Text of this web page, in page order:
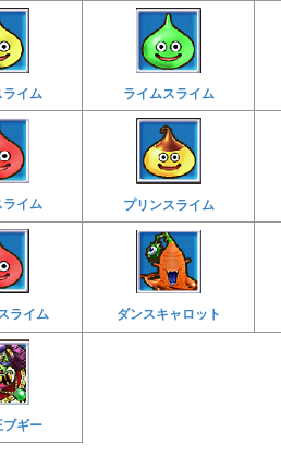
イム ライムスライム
イム プリンスライム
ライム ダンスキャロット
ギー